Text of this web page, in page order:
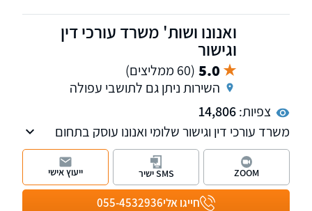
שקוף, יעיל ואיכותי ללקוחותינו.
ואנונו ושות' משרד עורכי דין
וגישור
5.0 (60 ממליצים)
השירות ניתן גם לתושבי עפולה
צפיות:14,806
משרד עורכי דין וגישור שלומי ואנונו עוסק בתחום
המשפחה והמעמד האישי על כל רבדיו, בתחום
האזרחי: תביעות בנושא לשון הרע, סכסוכי שכנים
ופינוי מושכר. בנוסף, פועלת במשרד גם מחלקת
הוצאה לפועל.
חייגו אלי055-4532936
ZOOM SMS ישיר ייעוץ אישי